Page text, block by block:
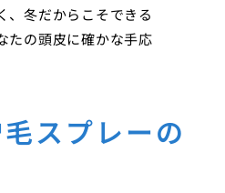
、冬だからこそできる
たの頭皮に確かな手応
スプレーの